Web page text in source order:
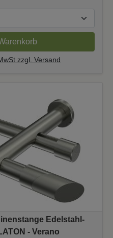
zzgl. Versand
Edelstahl-
- Verano